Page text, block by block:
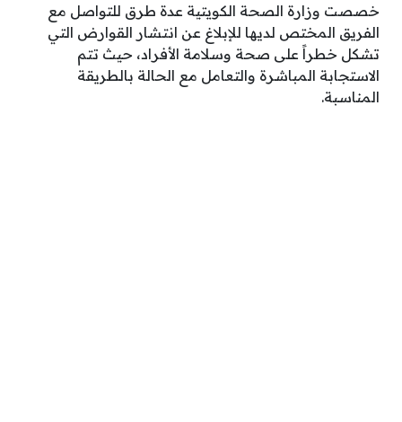
خصصت وزارة الصحة الكويتية عدة طرق للتواصل مع
الفريق المختص لديها للإبلاغ عن انتشار القوارض التي
تشكل خطراً على صحة وسلامة الأفراد، حيث تتم
الاستجابة المباشرة والتعامل مع الحالة بالطريقة
المناسبة.